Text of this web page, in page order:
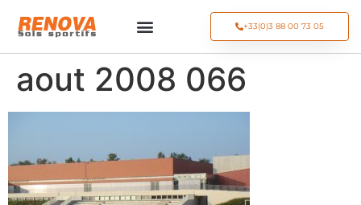
+33(0)3 88 00 73 05
aout 2008 066